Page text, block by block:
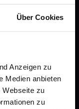
Über Cookies
Anzeigen zu
Medien anbieten
Webseite zu
zu